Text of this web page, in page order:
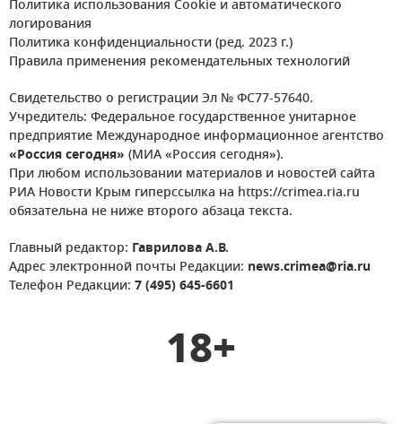
Политика использования Cookie и автоматического
логирования
Политика конфиденциальности (ред. 2023 г.)
Правила применения рекомендательных технологий
Свидетельство о регистрации Эл № ФС77-57640.
Учредитель: Федеральное государственное унитарное
предприятие Международное информационное агентство
«Россия сегодня» (МИА «Россия сегодня»).
При любом использовании материалов и новостей сайта
РИА Новости Крым гиперссылка на https://crimea.ria.ru
обязательна не ниже второго абзаца текста.
Главный редактор: Гаврилова А.В.
Адрес электронной почты Редакции: news.crimea@ria.ru
Телефон Редакции: 7 (495) 645-6601
18+